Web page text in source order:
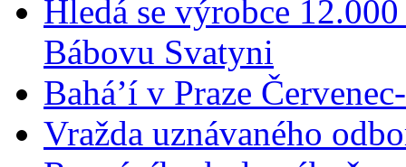
Hledá se výrobce
Bábovu Svatyni
Bahá’í v Praze
Vražda uznávaného